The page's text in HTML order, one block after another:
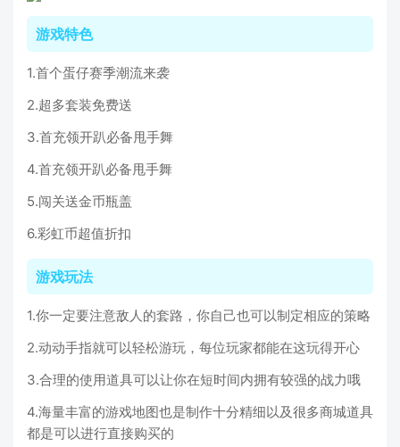
游戏特色
1.首个蛋仔赛季潮流来袭
2.超多套装免费送
3.首充领开趴必备甩手舞
4.首充领开趴必备甩手舞
5.闯关送金币瓶盖
6.彩虹币超值折扣
游戏玩法
1.你一定要注意敌人的套路，你自己也可以制定相应的策略
2.动动手指就可以轻松游玩，每位玩家都能在这玩得开心
3.合理的使用道具可以让你在短时间内拥有较强的战力哦
4.海量丰富的游戏地图也是制作十分精细以及很多商城道具
都是可以进行直接购买的